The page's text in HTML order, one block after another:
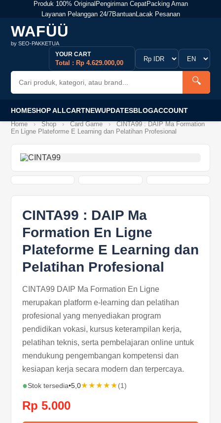
Produk 100% Original Pengiriman CepatPacking Aman
Layanan Pelanggan 24/7BantuanLacak Pesanan
WAFÜÜ
by SEO-PAKKETUA
🔍
YOUR CART
Total : Rp 4.629.000,00
HOMESHOP ALLCARTNEWUPDATESBLOGACCOUNT
Home › Shop › Card Game ›
CINTA99 : DAIP Ma Formation
En Ligne Plateforme E Learning dan Pelatihan Profesional
CINTA99 : DAIP Ma
Formation En Ligne
Plateforme E Learning dan
Pelatihan Profesional
CINTA99 DAIP Ma Formation En Ligne
merupakan platform e-learning dan pelatihan
profesional yang menyediakan program
pendidikan vokasi, kursus keterampilan kerja,
pelatihan teknis, serta pembelajaran online untuk
mendukung pengembangan kompetensi dan
kesiapan kerja secara modern dan terpercaya.
●Stok tersedia•5,0★★★★★(1)
Rp 5.000